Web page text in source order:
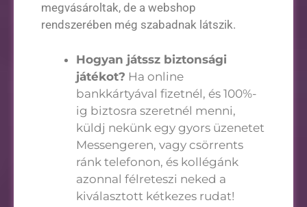
megvásároltak, de a webshop
rendszerében még szabadnak látszik.
Hogyan játssz biztonsági
játékot? Ha online
bankkártyával fizetnél, és 100%-
ig biztosra szeretnél menni,
küldj nekünk egy gyors üzenetet
Messengeren, vagy csörrents
ránk telefonon, és kollégánk
azonnal félreteszi neked a
kiválasztott kétkezes rudat!